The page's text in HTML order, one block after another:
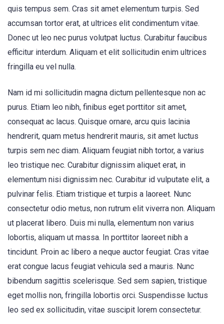
quis tempus sem. Cras sit amet elementum turpis. Sed
accumsan tortor erat, at ultrices elit condimentum vitae.
Donec ut leo nec purus volutpat luctus. Curabitur faucibus
efficitur interdum. Aliquam et elit sollicitudin enim ultrices
fringilla eu vel nulla.
Nam id mi sollicitudin magna dictum pellentesque non ac
purus. Etiam leo nibh, finibus eget porttitor sit amet,
consequat ac lacus. Quisque ornare, arcu quis lacinia
hendrerit, quam metus hendrerit mauris, sit amet luctus
turpis sem nec diam. Aliquam feugiat nibh tortor, a varius
leo tristique nec. Curabitur dignissim aliquet erat, in
elementum nisi dignissim nec. Curabitur id vulputate elit, a
pulvinar felis. Etiam tristique et turpis a laoreet. Nunc
consectetur odio metus, non rutrum elit viverra non. Aliquam
ut placerat libero. Duis mi nulla, elementum non varius
lobortis, aliquam ut massa. In porttitor laoreet nibh a
tincidunt. Proin ac libero a neque auctor feugiat. Cras vitae
erat congue lacus feugiat vehicula sed a mauris. Nunc
bibendum sagittis scelerisque. Sed sem sapien, tristique
eget mollis non, fringilla lobortis orci. Suspendisse luctus
leo sed ex sollicitudin, vitae suscipit lorem consectetur.